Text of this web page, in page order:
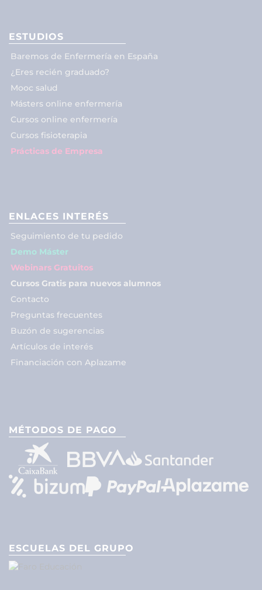
ESTUDIOS
Baremos de Enfermería en España
¿Eres recién graduado?
Mooc salud
Másters online enfermería
Cursos online enfermería
Cursos fisioterapia
Prácticas de Empresa
ENLACES INTERÉS
Seguimiento de tu pedido
Demo Máster
Webinars Gratuitos
Cursos Gratis para nuevos alumnos
Contacto
Preguntas frecuentes
Buzón de sugerencias
Artículos de interés
Financiación con Aplazame
MÉTODOS DE PAGO
ESCUELAS DEL GRUPO